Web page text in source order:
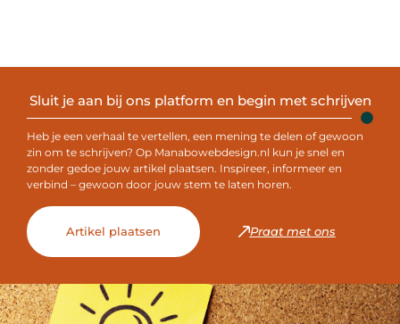
Sluit je aan bij ons platform en begin met schrijven
Heb je een verhaal te vertellen, een mening te delen of gewoon
zin om te schrijven? Op Manabowebdesign.nl kun je snel en
zonder gedoe jouw artikel plaatsen. Inspireer, informeer en
verbind – gewoon door jouw stem te laten horen.
Artikel plaatsen Praat met ons